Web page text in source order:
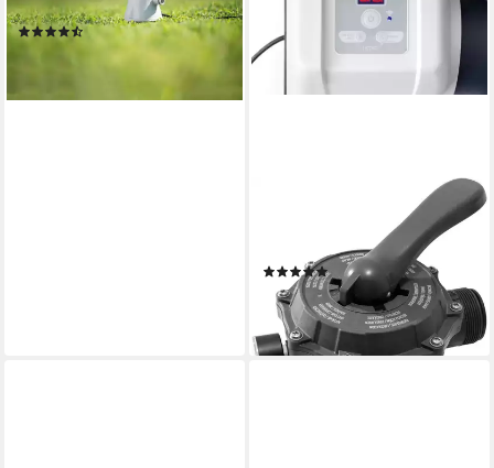
Krystal Clear, 1250 l/h
lieferbar - in 6-8 Werktagen bei dir
Filterpumpen SX2100 PLUS
(1)
229,99 €
21,01 €mtl. in 12 Raten
lieferbar - in 2-3 Werktagen bei dir